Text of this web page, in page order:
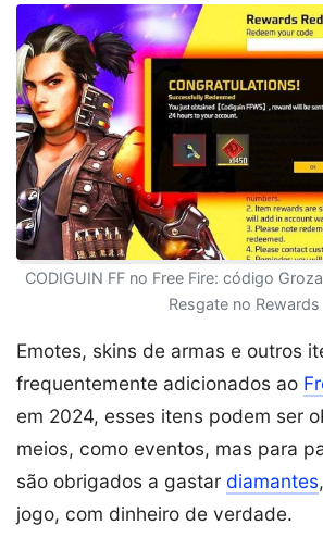
CODIGUIN FF no Free Fire: código
Resgate no Rewards
Emotes, skins de armas e outros
frequentemente adicionados ao
em 2024, esses itens podem ser
meios, como eventos, mas para
são obrigados a gastar diamantes
jogo, com dinheiro de verdade.